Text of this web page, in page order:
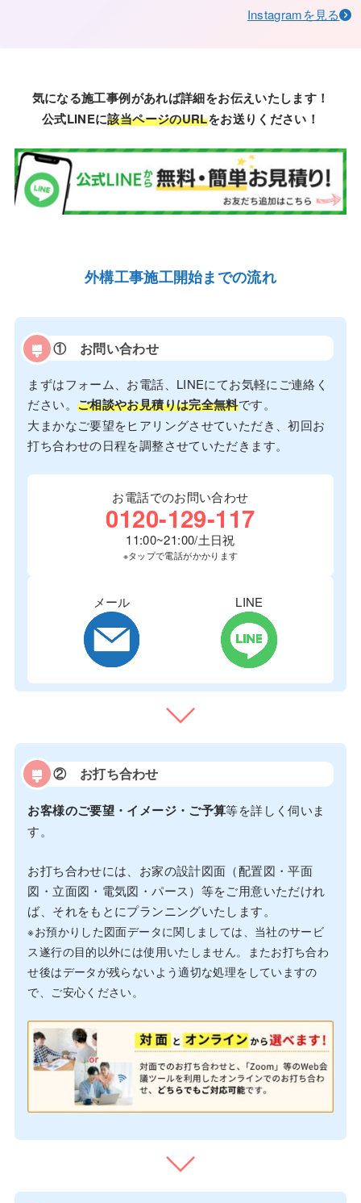
Instagramを見る
気になる施工事例があれば詳細をお伝えいたします！
公式LINEに該当ページのURLをお送りください！
外構工事施工開始までの流れ
① お問い合わせ
まずはフォーム、お電話、LINEにてお気軽にご連絡く
ださい。 ご相談やお見積りは完全無料です。
大まかなご要望をヒアリングさせていただき、初回お
打ち合わせの日程を調整させていただきます。
お電話でのお問い合わせ
0120-129-117
11:00~21:00/土日祝
※タップで電話がかかります
メール LINE
② お打ち合わせ
お客様のご要望・イメージ・ご予算等を詳しく伺いま
す。
お打ち合わせには、お家の設計図面（配置図・平面
図・立面図・電気図・パース）等をご用意いただけれ
ば、それをもとにプランニングいたします。
※お預かりした図面データに関しましては、当社のサービ
ス遂行の目的以外には使用いたしません。またお打ち合わ
せ後はデータが残らないよう適切な処理をしていますの
で、ご安心ください。